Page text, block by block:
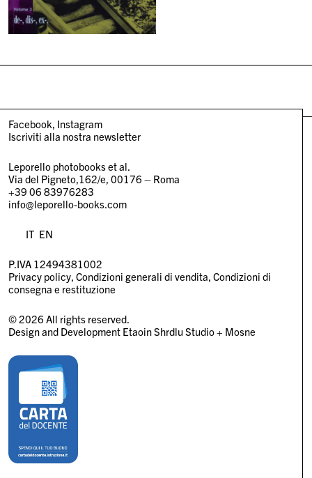
Facebook Instagram
Iscriviti alla nostra newsletter
Leporello photobooks et al.
Via del Pigneto,162/e, 00176 – Roma
+39 06 83976283
info@leporello-books.com
IT EN
P.IVA 12494381002
Privacy policy Condizioni generali di vendita Condizioni di
consegna e restituzione
© 2026 All rights reserved.
Design and Development Etaoin Shrdlu Studio+ Mosne